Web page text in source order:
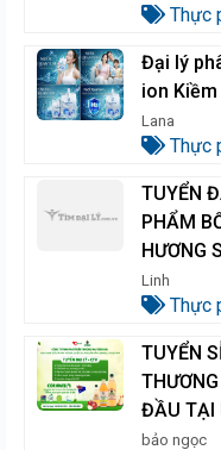
Thực
Đại lý
ion
Lana
Thực
TUYỂN
PHẨM
HƯƠNG
Linh
Thực
TUYỂN
ĐẦU TẠI
bảo ngọc